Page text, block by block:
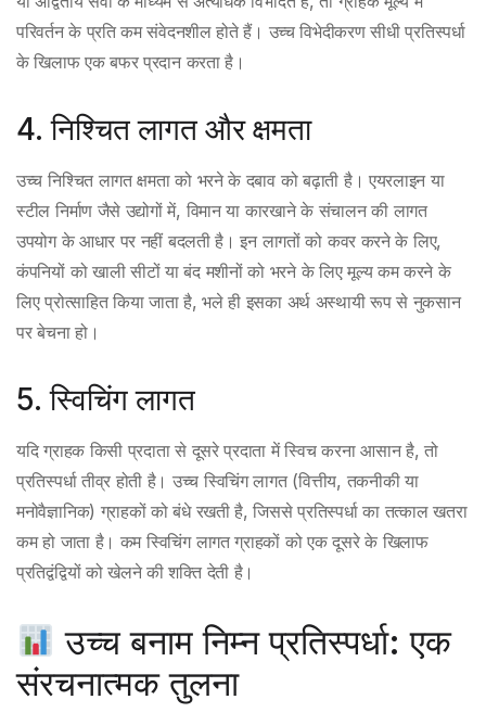
परिवर्तन के प्रति कम संवेदनशील होते हैं। उच्च विभेदीकरण सीधी प्रतिस्पर्धा
के खिलाफ एक बफर प्रदान करता है।
4. निश्चित लागत और क्षमता
उच्च निश्चित लागत क्षमता को भरने के दबाव को बढ़ाती है। एयरलाइन या
स्टील निर्माण जैसे उद्योगों में, विमान या कारखाने के संचालन की लागत
उपयोग के आधार पर नहीं बदलती है। इन लागतों को कवर करने के लिए,
कंपनियों को खाली सीटों या बंद मशीनों को भरने के लिए मूल्य कम करने के
लिए प्रोत्साहित किया जाता है, भले ही इसका अर्थ अस्थायी रूप से नुकसान
पर बेचना हो।
5. स्विचिंग लागत
यदि ग्राहक किसी प्रदाता से दूसरे प्रदाता में स्विच करना आसान है, तो
प्रतिस्पर्धा तीव्र होती है। उच्च स्विचिंग लागत (वित्तीय, तकनीकी या
मनोवैज्ञानिक) ग्राहकों को बंधे रखती है, जिससे प्रतिस्पर्धा का तत्काल खतरा
कम हो जाता है। कम स्विचिंग लागत ग्राहकों को एक दूसरे के खिलाफ
प्रतिद्वंद्वियों को खेलने की शक्ति देती है।
उच्च बनाम निम्न प्रतिस्पर्धा: एक
संरचनात्मक तुलना